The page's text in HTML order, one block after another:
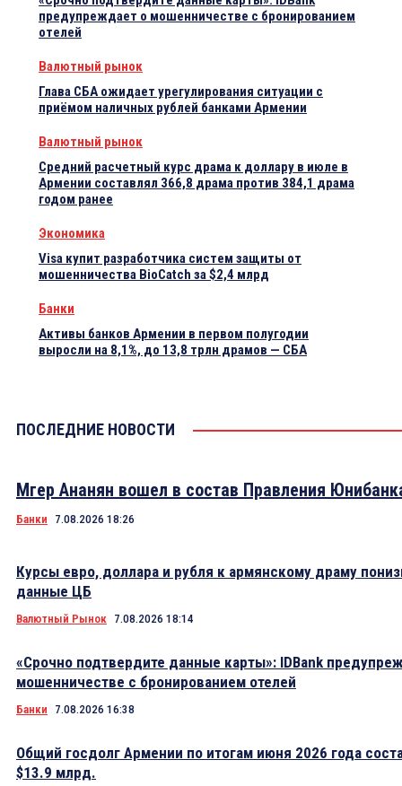
предупреждает о мошенничестве с бронированием
отелей
Валютный рынок
Глава СБА ожидает урегулирования ситуации с
приёмом наличных рублей банками Армении
Валютный рынок
Средний расчетный курс драма к доллару в июле в
Армении составлял 366,8 драма против 384,1 драма
годом ранее
Экономика
Visa купит разработчика систем защиты от
мошенничества BioCatch за $2,4 млрд
Банки
Активы банков Армении в первом полугодии
выросли на 8,1%, до 13,8 трлн драмов — СБА
ПОСЛЕДНИЕ НОВОСТИ
Мгер Ананян вошел в состав Правления
Банки 7.08.2026 18:26
Курсы евро, доллара и рубля к армянскому драму
данные ЦБ
Валютный Рынок 7.08.2026 18:14
«Срочно подтвердите данные карты»: IDBank
мошенничестве с бронированием отелей
Банки 7.08.2026 16:38
Общий госдолг Армении по итогам июня 2026 года
$13.9 млрд.